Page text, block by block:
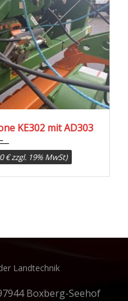
KE302 mit AD303
€ zzgl. 19% MwSt)
Landtechnik
Boxberg-Seehof